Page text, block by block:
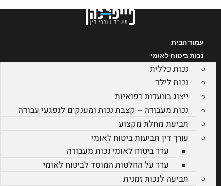
דלג
עמוד הבית
נכות ביטוח לאומי
נכות כללית
נכות לילד
ייצוג בוועדות רפואיות
נכות מעבודה – קצבת נכות ומענקים לנפגעי עבודה
תביעת מחלת מקצוע
עורך דין תביעות ביטוח לאומי
ערר ביטוח לאומי נכות מעבודה
ערר על החלטות המוסד לביטוח לאומי
תביעה לנכות זמנית